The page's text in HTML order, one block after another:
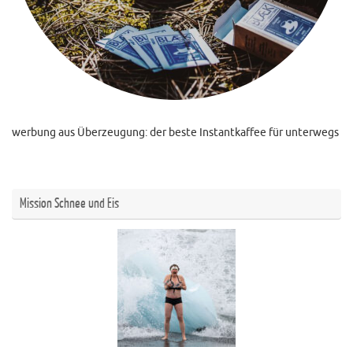
werbung aus Überzeugung: der beste Instantkaffee für unterwegs
Mission Schnee und Eis